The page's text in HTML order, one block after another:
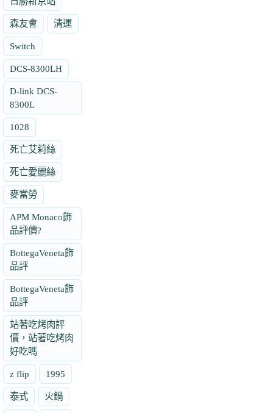
森友會 清運
Switch
DCS-8300LH
D-link DCS-
8300L
1028
死亡艾莉絲
死亡愛麗絲
麥當勞
APM Monaco飾
品評價?
BottegaVeneta飾
品評
BottegaVeneta飾
品評
站著吃烤肉評
價，站著吃烤肉
好吃嗎
z flip 1995
泰式 火鍋